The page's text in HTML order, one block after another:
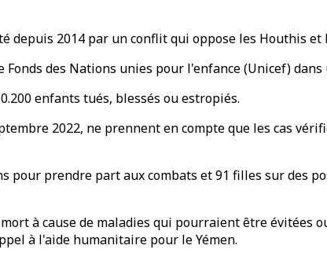
depuis 2014 par un conflit qui oppose les Houthis
des Nations unies pour l'enfance (Unicef)
enfants tués, blessés ou estropiés.
2022, ne prennent en compte que les cas
pour prendre part aux combats et 91 filles sur des
à cause de maladies qui pourraient être évitées
à l'aide humanitaire pour le Yémen.